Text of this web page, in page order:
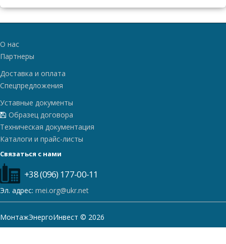
О нас
Партнеры
Доставка и оплата
Спецпредложения
Уставные документы
Образец договора
Техническая документация
Каталоги и прайс-листы
Связаться с нами
+38 (096) 177-00-11
Эл. адрес: mei.org@ukr.net
МонтажЭнергоИнвест © 2026